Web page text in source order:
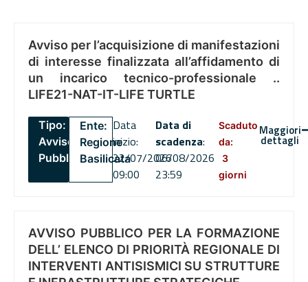
Avviso per l’acquisizione di manifestazioni
di interesse finalizzata all’affidamento di
un incarico tecnico-professionale ..
LIFE21-NAT-IT-LIFE TURTLE
Tipo:
Avviso
Pubblico
Ente:
Regione
Basilicata
Data
inizio:
22/07/2026
09:00
Data di
scadenza:
06/08/2026
23:59
Scaduto
da:
3
giorni
Maggiori
dettagli
AVVISO PUBBLICO PER LA FORMAZIONE
DELL’ ELENCO DI PRIORITÀ REGIONALE DI
INTERVENTI ANTISISMICI SU STRUTTURE